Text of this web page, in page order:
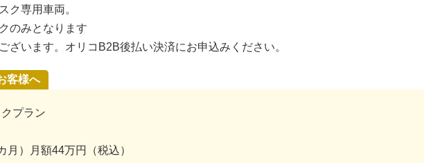
ク専用車両。
のみとなります
ざいます。オリコB2B後払い決済にお申込みください。
客様へ
プラン
）月額44万円（税込）